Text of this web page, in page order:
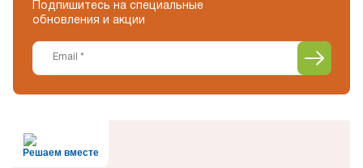
Подпишитесь на специальные
обновления и акции
Решаем вместе